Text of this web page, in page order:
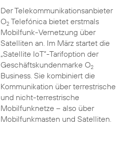
Der Telekommunikationsanbieter
O2Telefónica bietet erstmals
Mobilfunk-Vernetzung über
Satelliten an. Im März startet die
„Satellite IoT”-Tarifoption der
Geschäftskundenmarke O2
Business. Sie kombiniert die
Kommunikation über terrestrische
und nicht-terrestrische
Mobilfunknetze – also über
Mobilfunkmasten und Satelliten.